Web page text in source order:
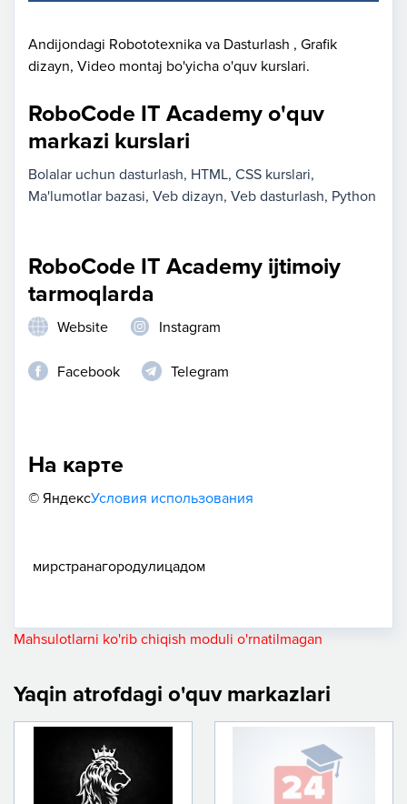
Andijondagi Robototexnika va Dasturlash , Grafik
dizayn, Video montaj bo'yicha o'quv kurslari.
RoboCode IT Academy o'quv
markazi kurslari
Bolalar uchun dasturlash HTML, CSS kurslari
Ma'lumotlar bazasi Veb dizayn Veb dasturlash Python
RoboCode IT Academy ijtimoiy
tarmoqlarda
Website Instagram
Facebook Telegram
На карте
© ЯндексУсловия использования
мирстранагородулицадом
Mahsulotlarni ko'rib chiqish moduli o'rnatilmagan
Yaqin atrofdagi o'quv markazlari